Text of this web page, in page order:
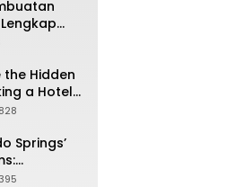
the Hidden
a Hotel
Cheap
Springs’